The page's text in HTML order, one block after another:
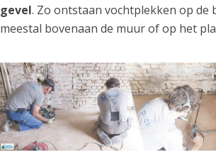
gevel. Zo ontstaan vochtplekken op de
meestal bovenaan de muur of op het